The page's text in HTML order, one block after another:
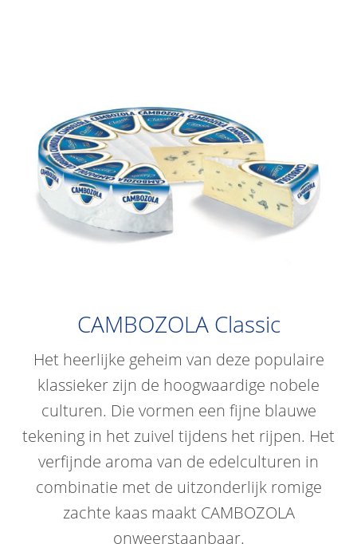
CAMBOZOLA Classic
Het heerlijke geheim van deze populaire
klassieker zijn de hoogwaardige nobele
culturen. Die vormen een fijne blauwe
tekening in het zuivel tijdens het rijpen. Het
verfijnde aroma van de edelculturen in
combinatie met de uitzonderlijk romige
zachte kaas maakt CAMBOZOLA
onweerstaanbaar.